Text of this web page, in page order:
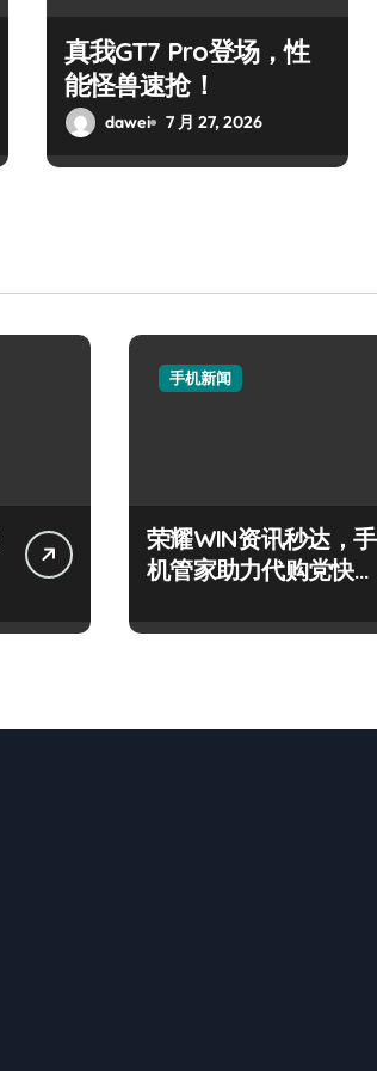
真我GT7 Pro登场，性
能怪兽速抢！
dawei 7 月 27, 2026
手机新闻
荣耀WIN资讯秒达，手
机管家助力代购党快人